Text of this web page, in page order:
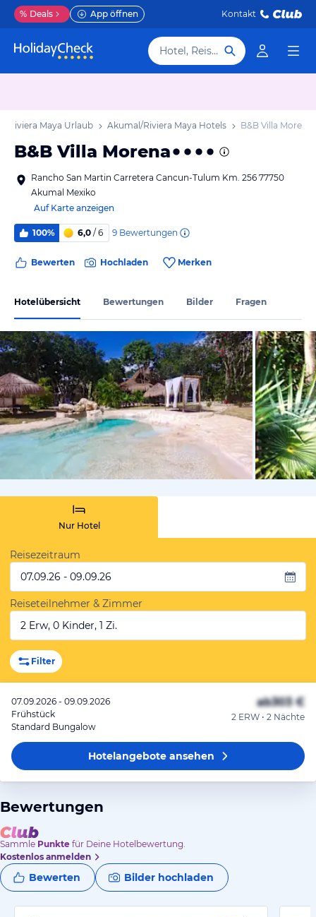
% Deals App öffnen Kontakt
Hotel, Reiseziel
Riviera Maya Urlaub Akumal/Riviera Maya Hotels B&B Villa Morena
B&B Villa Morena
Rancho San Martin Carretera Cancun-Tulum Km. 256 77750
Akumal Mexiko
Auf Karte anzeigen
100% 6,0 / 6 9 Bewertungen
Bewerten Hochladen Merken
Hotelübersicht Bewertungen Bilder Fragen
von
Nur Hotel
Reisezeitraum
07.09.26 - 09.09.26
Reiseteilnehmer & Zimmer
2 Erw, 0 Kinder, 1 Zi.
Filter
07.09.2026 - 09.09.2026
Frühstück
Standard Bungalow
ab303 €
2 ERW • 2 Nächte
Hotelangeboteansehen
Bewertungen
Sammle Punkte für Deine Hotelbewertung.
Kostenlos anmelden
Bewerten Bilder hochladen